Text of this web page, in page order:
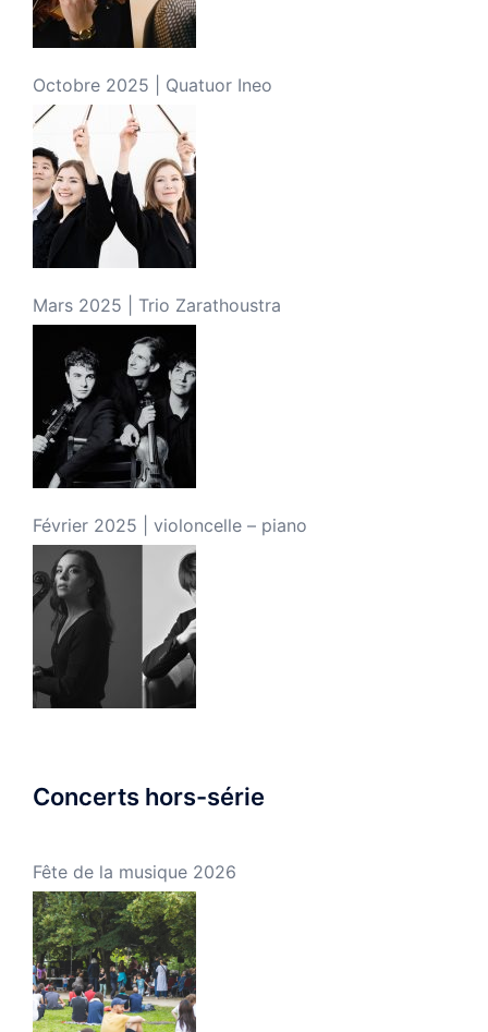
Octobre 2025 | Quatuor Ineo
Mars 2025 | Trio Zarathoustra
Février 2025 | violoncelle – piano
Concerts hors-série
Fête de la musique 2026